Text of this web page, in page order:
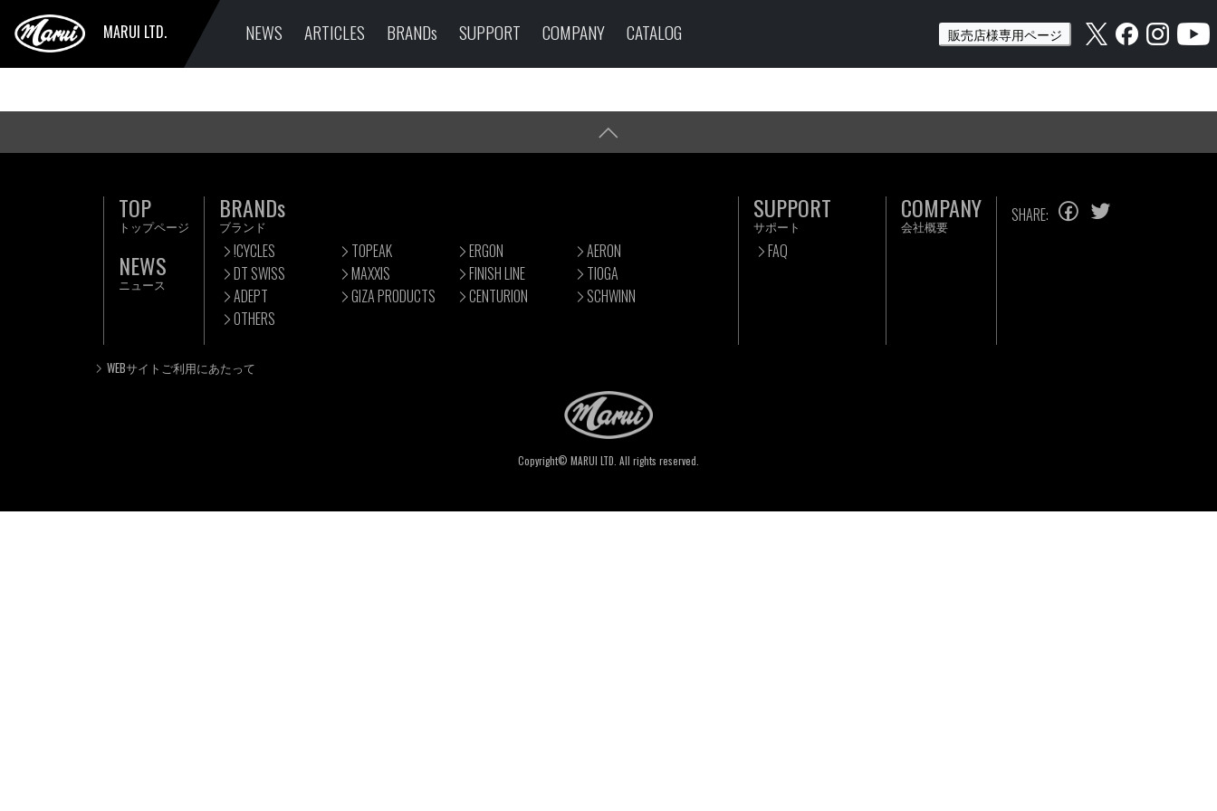
MARUI LTD. NEWS ARTICLES BRANDs SUPPORT COMPANY CATALOG 販売店様専用ページ
TOP
トップページ
NEWS
ニュース
BRANDs
ブランド
!CYCLES TOPEAK ERGON
AERON
DT SWISS
MAXXIS FINISH LINE
TIOGA
ADEPT
GIZA PRODUCTS CENTURION
SCHWINN
OTHERS
SUPPORT
サポート
FAQ
COMPANY
会社概要
SHARE:
WEBサイトご利用にあたって
Copyright© MARUI LTD. All rights reserved.